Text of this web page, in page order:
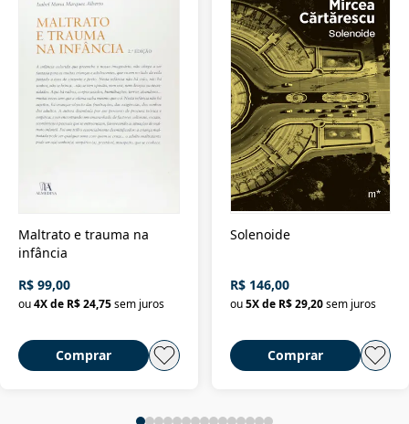
Maltrato e trauma na
infância
R$ 99,00
ou4X de R$ 24,75sem juros
Comprar
Solenoide
R$ 146,00
ou 5X de R$ 29,20 sem juros
Comprar